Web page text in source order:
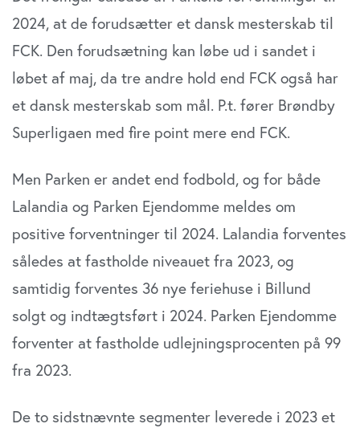
2024, at de forudsætter et dansk mesterskab til
FCK. Den forudsætning kan løbe ud i sandet i
løbet af maj, da tre andre hold end FCK også har
et dansk mesterskab som mål. P.t. fører Brøndby
Superligaen med fire point mere end FCK.
Men Parken er andet end fodbold, og for både
Lalandia og Parken Ejendomme meldes om
positive forventninger til 2024. Lalandia forventes
således at fastholde niveauet fra 2023, og
samtidig forventes 36 nye feriehuse i Billund
solgt og indtægtsført i 2024. Parken Ejendomme
forventer at fastholde udlejningsprocenten på 99
fra 2023.
De to sidstnævnte segmenter leverede i 2023 et